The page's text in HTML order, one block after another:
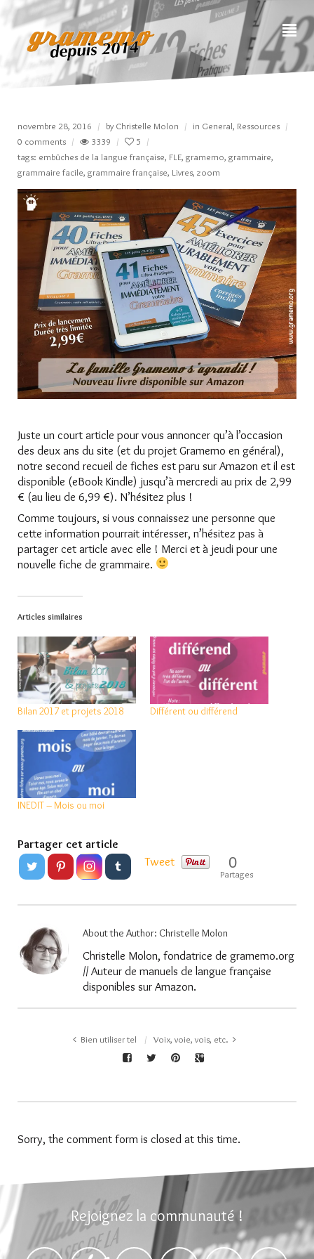
novembre 28, 2016 by Christelle Molon in General, Ressources
0 comments
3339
5
tags: embûches de la langue française, FLE, gramemo, grammaire,
grammaire facile, grammaire française, Livres, zoom
Juste un court article pour vous annoncer qu’à l’occasion
des deux ans du site (et du projet Gramemo en général),
notre second recueil de fiches est paru sur Amazon et il est
disponible (eBook Kindle) jusqu’à mercredi au prix de 2,99
€ (au lieu de 6,99 €). N’hésitez plus !
Comme toujours, si vous connaissez une personne que
cette information pourrait intéresser, n’hésitez pas à
partager cet article avec elle ! Merci et à jeudi pour une
nouvelle fiche de grammaire.
Articles similaires
Bilan 2017 et projets 2018 Différent ou différend
INEDIT – Mois ou moi
Partager cet article
Tweet
0
Partages
About the Author: Christelle Molon
Christelle Molon, fondatrice de gramemo.org
// Auteur de manuels de langue française
disponibles sur Amazon.
Bien utiliser tel Voix, voie, vois, etc.
Sorry, the comment form is closed at this time.
Rejoignez la communauté !